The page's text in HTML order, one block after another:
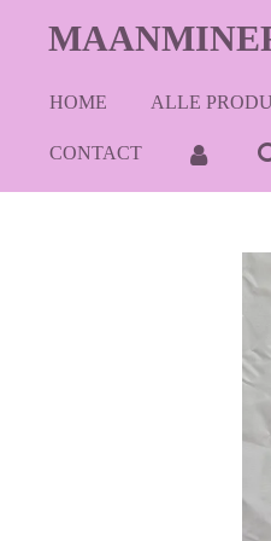
direct
HOME ALLE
CONTACT